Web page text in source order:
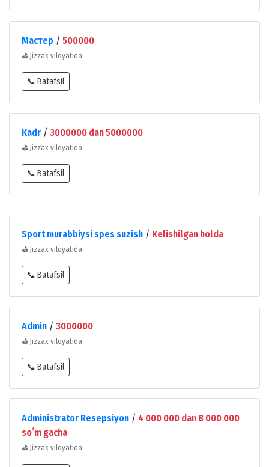
Мастер / 500000
⛳ Jizzax viloyatida
📞 Batafsil
Kadr / 3000000 dan 5000000
⛳ Jizzax viloyatida
📞 Batafsil
Sport murabbiysi spes suzish / Kelishilgan holda
⛳ Jizzax viloyatida
📞 Batafsil
Admin / 3000000
⛳ Jizzax viloyatida
📞 Batafsil
Administrator Resepsiyon / 4 000 000 dan 8 000 000
soʻm gacha
⛳ Jizzax viloyatida